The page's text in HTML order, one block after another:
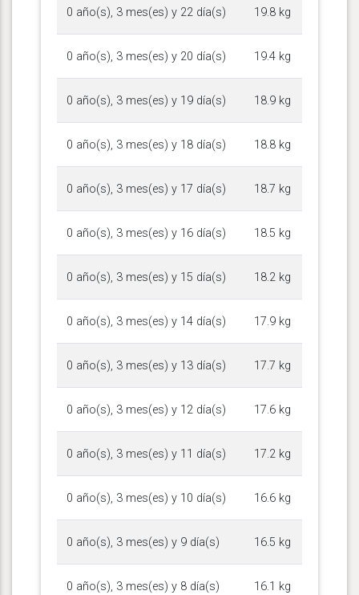
0 año(s), 3 mes(es) y 22 día(s) 19.8 kg
0 año(s), 3 mes(es) y 20 día(s) 19.4 kg
0 año(s), 3 mes(es) y 19 día(s) 18.9 kg
0 año(s), 3 mes(es) y 18 día(s) 18.8 kg
0 año(s), 3 mes(es) y 17 día(s) 18.7 kg
0 año(s), 3 mes(es) y 16 día(s) 18.5 kg
0 año(s), 3 mes(es) y 15 día(s) 18.2 kg
0 año(s), 3 mes(es) y 14 día(s) 17.9 kg
0 año(s), 3 mes(es) y 13 día(s) 17.7 kg
0 año(s), 3 mes(es) y 12 día(s) 17.6 kg
0 año(s), 3 mes(es) y 11 día(s) 17.2 kg
0 año(s), 3 mes(es) y 10 día(s) 16.6 kg
0 año(s), 3 mes(es) y 9 día(s) 16.5 kg
0 año(s), 3 mes(es) y 8 día(s) 16.1 kg